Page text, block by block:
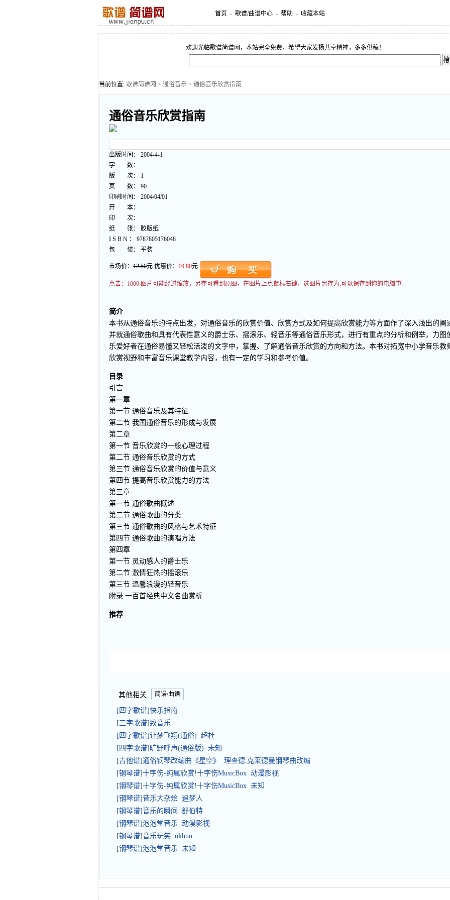
首页 - 歌谱/曲谱中心 - 帮助 - 收藏本站
欢迎光临歌谱简谱网，本站完全免费，希望大家发扬共享精神，多多供稿！
当前位置: 歌谱简谱网 > 通俗音乐 > 通俗音乐欣赏指南
通俗音乐欣赏指南
出版时间： 2004-4-1
字 数：
版 次： 1
页 数： 90
印刷时间： 2004/04/01
开 本：
印 次：
纸 张： 胶版纸
I S B N ： 9787805176048
包 装： 平装
市场价： 12.50元 优惠价： 10.80元
点击： 1000 图片可能经过缩放，另存可看到原图，在图片上点鼠标右键，选图片另存为,可以保存到你的电脑中.
简介
本书从通俗音乐的特点出发，对通俗音乐的欣赏价值、欣赏方式及如何提高欣赏能力等方面作了深入浅出的阐
并就通俗歌曲和具有代表性意义的爵士乐、摇滚乐、轻音乐等通俗音乐形式，进行有重点的分析和例举，力图
乐爱好者在通俗易懂又轻松活泼的文字中，掌握、了解通俗音乐欣赏的方向和方法。本书对拓宽中小学音乐教
欣赏视野和丰富音乐课堂教学内容，也有一定的学习和参考价值。
目录
引言
第一章
第一节 通俗音乐及其特征
第二节 我国通俗音乐的形成与发展
第二章
第一节 音乐欣赏的一般心理过程
第二节 通俗音乐欣赏的方式
第三节 通俗音乐欣赏的价值与意义
第四节 提高音乐欣赏能力的方法
第三章
第一节 通俗歌曲概述
第二节 通俗歌曲的分类
第三节 通俗歌曲的风格与艺术特征
第四节 通俗歌曲的演唱方法
第四章
第一节 灵动感人的爵士乐
第二节 激情狂热的摇滚乐
第三节 温馨浪漫的轻音乐
附录 一百首经典中文名曲赏析
推荐
其他相关 简谱/曲谱
[四字歌谱]快乐指南
[三字歌谱]致音乐
[四字歌谱]让梦飞翔(通俗) 超杜
[四字歌谱]旷野呼声(通俗版) 未知
[吉他谱]通俗钢琴改编曲《星空》 理查德.克莱德曼钢琴曲改编
[钢琴谱]十字伤-纯属欣赏!十字伤MusicBox 动漫影视
[钢琴谱]十字伤-纯属欣赏!十字伤MusicBox 未知
[钢琴谱]音乐大杂烩 追梦人
[钢琴谱]音乐的瞬间 舒伯特
[钢琴谱]泡泡堂音乐 动漫影视
[钢琴谱]音乐玩笑 nkhun
[钢琴谱]泡泡堂音乐 未知